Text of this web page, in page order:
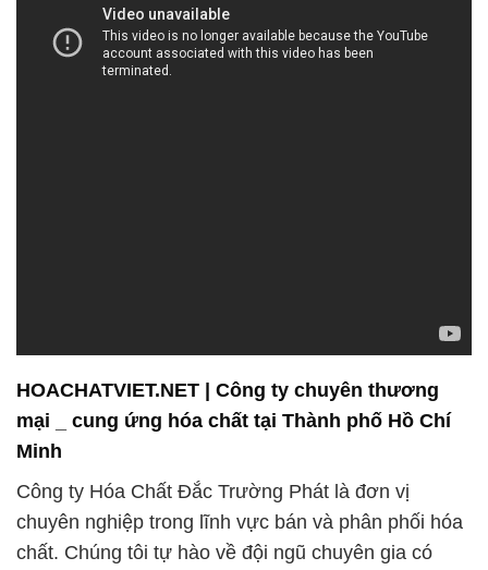
HOACHATVIET.NET | Công ty chuyên thương
mại _ cung ứng hóa chất tại Thành phố Hồ Chí
Minh
Công ty Hóa Chất Đắc Trường Phát là đơn vị
chuyên nghiệp trong lĩnh vực bán và phân phối hóa
chất. Chúng tôi tự hào về đội ngũ chuyên gia có